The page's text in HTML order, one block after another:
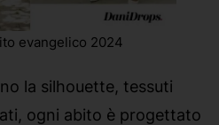
evangelico 2024
la silhouette, tessuti
ogni abito è progettato